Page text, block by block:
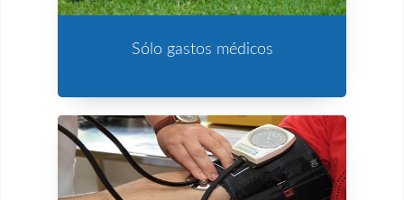
Sólo gastos médicos